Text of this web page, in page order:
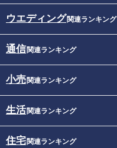
ウエディング関連ランキング
通信関連ランキング
小売関連ランキング
生活関連ランキング
住宅関連ランキング